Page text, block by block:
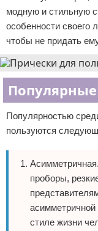
модную и стильную
особенности своего
чтобы не придать
Популярностью
пользуются
проборы,
асимметричной
стиле жизни